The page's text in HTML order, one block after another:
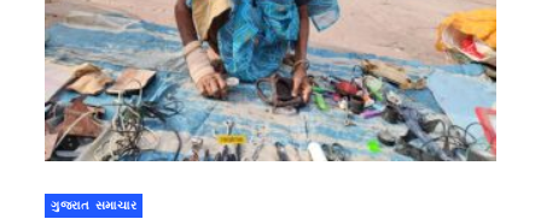
ગુજરાત સમાચાર